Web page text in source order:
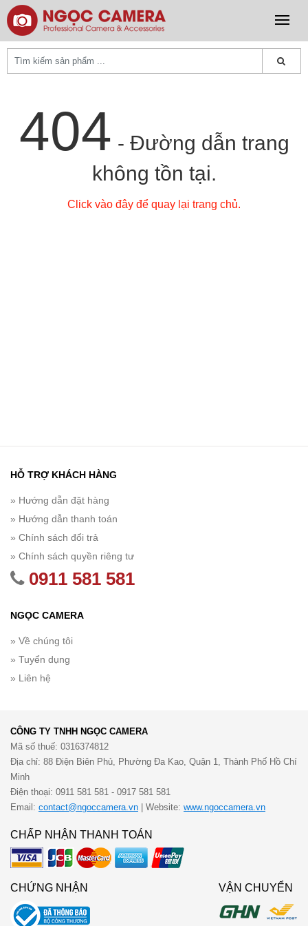
404 - Đường dẫn trang
không tồn tại.
Click vào đây để quay lại trang chủ.
HỖ TRỢ KHÁCH HÀNG
» Hướng dẫn đặt hàng
» Hướng dẫn thanh toán
» Chính sách đổi trả
» Chính sách quyền riêng tư
0911 581 581
NGỌC CAMERA
» Về chúng tôi
» Tuyển dụng
» Liên hệ
CÔNG TY TNHH NGỌC CAMERA
Mã số thuế: 0316374812
Địa chỉ: 88 Điện Biên Phủ, Phường Đa Kao, Quận 1, Thành Phố Hồ Chí
Minh
Điện thoại: 0911 581 581 - 0917 581 581
Email: contact@ngoccamera.vn | Website: www.ngoccamera.vn
CHẤP NHẬN THANH TOÁN
VẬN CHUYỂN
CHỨNG NHẬN